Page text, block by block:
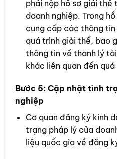
phải nộp hồ sơ giải
doanh nghiệp. Trong
cung cấp các thông
quá trình giải thể, bao
thông tin về thanh lý
khác liên quan đến
Bước 5: Cập nhật tình
nghiệp
Cơ quan đăng ký kinh
trạng pháp lý của
liệu quốc gia về đăng